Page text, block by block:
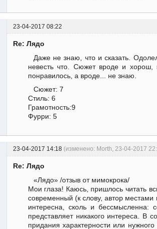
23-04-2017 08:22
Re: Лядо
Даже не знаю, что и сказать.
невесть что. Сюжет вроде и хорош,
понравилось, а вроде... не знаю.
Сюжет: 7
Стиль: 6
Грамотность:9
Фурри: 5
23-04-2017 14:18 (изменено: Morth, 23-04-2017
Re: Лядо
«Лядо» /отзыв от мимокрока/
Мои глаза! Каюсь, пришлось читать
современный (к слову, автор
интересна, сколь и
представляет никакого интереса. В
придания характерности или